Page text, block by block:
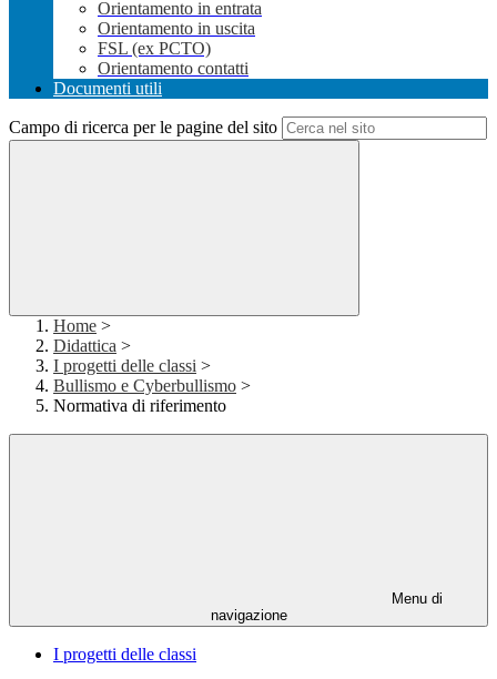
Orientamento in entrata
Orientamento in uscita
FSL (ex PCTO)
Orientamento contatti
Documenti utili
Campo di ricerca per le pagine del sito
Home >
Didattica >
I progetti delle classi >
Bullismo e Cyberbullismo >
Normativa di riferimento
Menu di
navigazione
I progetti delle classi